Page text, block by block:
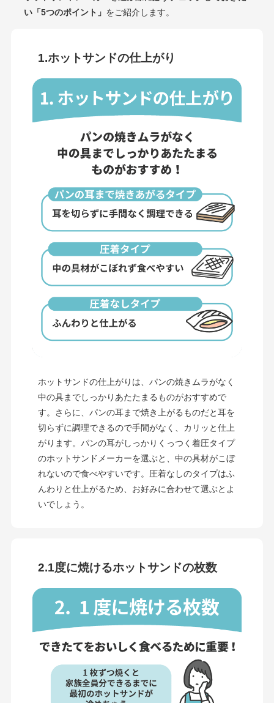
い「5つのポイント」 をご紹介します。
1.ホットサンドの仕上がり
ホットサンドの仕上がりは、パンの焼きムラがなく
中の具までしっかりあたたまるものがおすすめで
す。さらに、パンの耳まで焼き上がるものだと耳を
切らずに調理できるので手間がなく、カリッと仕上
がります。パンの耳がしっかりくっつく着圧タイプ
のホットサンドメーカーを選ぶと、中の具材がこぼ
れないので食べやすいです。圧着なしのタイプはふ
んわりと仕上がるため、お好みに合わせて選ぶとよ
いでしょう。
2.1度に焼けるホットサンドの枚数